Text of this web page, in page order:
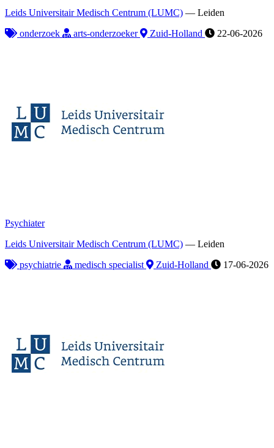
Leids Universitair Medisch Centrum (LUMC) — Leiden
onderzoek
arts-onderzoeker Zuid-Holland 22-06-2026
Psychiater
Leids Universitair Medisch Centrum (LUMC) — Leiden
psychiatrie
medisch specialist Zuid-Holland 17-06-2026